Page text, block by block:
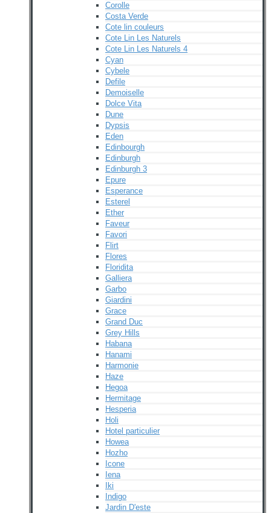
Corolle
Costa Verde
Cote lin couleurs
Cote Lin Les Naturels
Cote Lin Les Naturels 4
Cyan
Cybele
Defile
Demoiselle
Dolce Vita
Dune
Dypsis
Eden
Edinbourgh
Edinburgh
Edinburgh 3
Epure
Esperance
Esterel
Ether
Faveur
Favori
Flirt
Flores
Floridita
Galliera
Garbo
Giardini
Grace
Grand Duc
Grey Hills
Habana
Hanami
Harmonie
Haze
Hegoa
Hermitage
Hesperia
Holi
Hotel particulier
Howea
Hozho
Icone
Iena
Iki
Indigo
Jardin D'este